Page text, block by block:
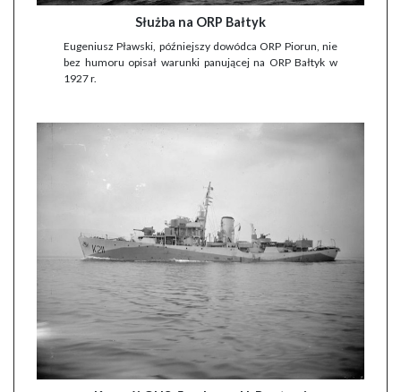
Służba na ORP Bałtyk
Eugeniusz Pławski, późniejszy dowódca ORP Piorun, nie
bez humoru opisał warunki panującej na ORP Bałtyk w
1927 r.